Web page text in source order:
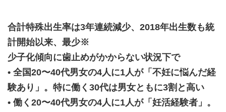
合計特殊出生率は3年連続減少、2018年出生数も統
計開始以来、最少※
少子化傾向に歯止めがかからない状況下で
• 全国20〜40代男女の4人に1人が「不妊に悩んだ経
験あり」。特に働く30代は男女ともに3割と高い
• 働く20〜40代男女の4人に1人が「妊活経験者」。